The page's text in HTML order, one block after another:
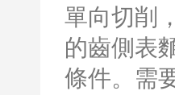
單向切削
的齒側表
條件。需